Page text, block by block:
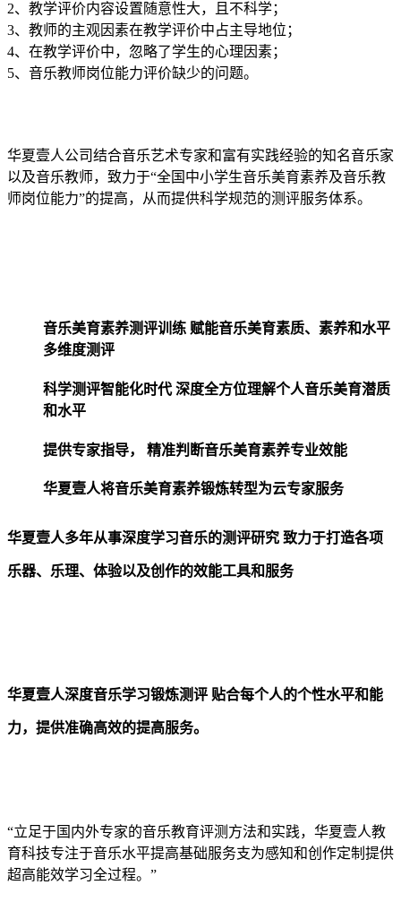
2、教学评价内容设置随意性大，且不科学；
3、教师的主观因素在教学评价中占主导地位；
4、在教学评价中，忽略了学生的心理因素；
5、音乐教师岗位能力评价缺少的问题。
华夏壹人公司结合音乐艺术专家和富有实践经验的知名音乐家
以及音乐教师，致力于“全国中小学生音乐美育素养及音乐教
师岗位能力”的提高，从而提供科学规范的测评服务体系。
音乐美育素养测评训练 赋能音乐美育素质、素养和水平
多维度测评
科学测评智能化时代 深度全方位理解个人音乐美育潜质
和水平
提供专家指导， 精准判断音乐美育素养专业效能
华夏壹人将音乐美育素养锻炼转型为云专家服务
华夏壹人多年从事深度学习音乐的测评研究 致力于打造各项
乐器、乐理、体验以及创作的效能工具和服务
华夏壹人深度音乐学习锻炼测评 贴合每个人的个性水平和能
力，提供准确高效的提高服务。
“立足于国内外专家的音乐教育评测方法和实践，华夏壹人教
育科技专注于音乐水平提高基础服务支为感知和创作定制提供
超高能效学习全过程。”